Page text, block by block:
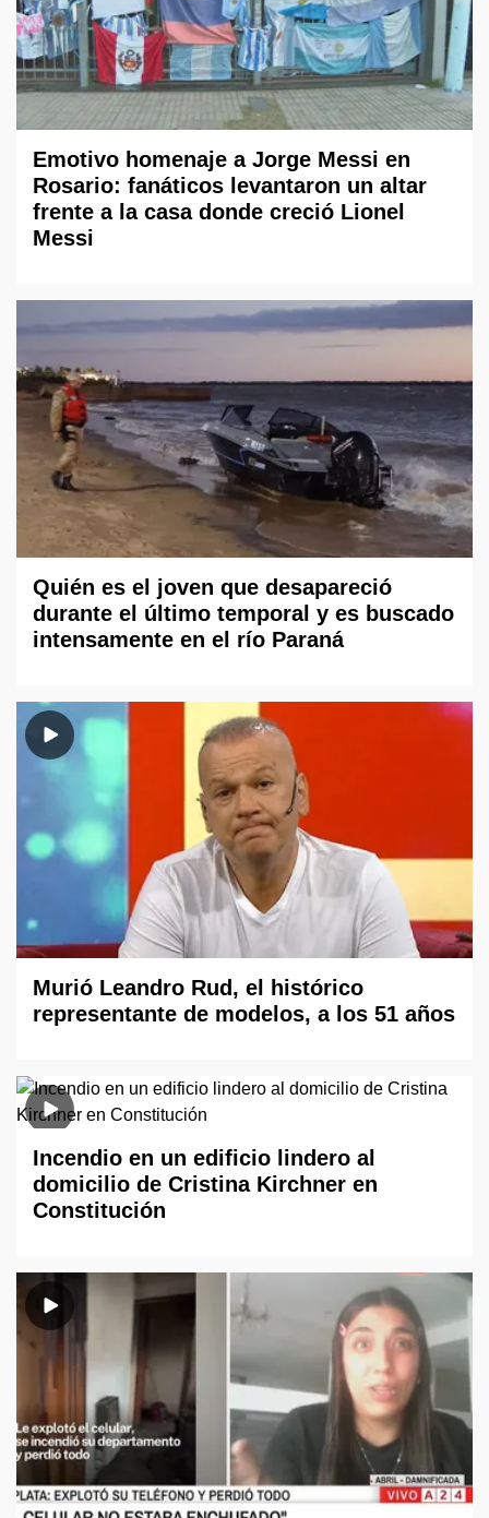
Emotivo homenaje a Jorge Messi en
Rosario: fanáticos levantaron un altar
frente a la casa donde creció Lionel
Messi
Quién es el joven que desapareció
durante el último temporal y es buscado
intensamente en el río Paraná
Murió Leandro Rud, el histórico
representante de modelos, a los 51 años
Incendio en un edificio lindero al
domicilio de Cristina Kirchner en
Constitución